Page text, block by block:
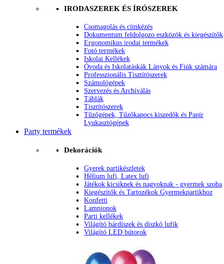
IRODASZEREK ÉS ÍRÓSZEREK
Csomagolás és címkézés
Dokumentum feldolgozo eszközök és kiegészítők
Ergonomikus irodai termékek
Fotó termékek
Iskolai Kellékek
Óvoda és Iskolatáskák Lányok és Fiúk számára
Professzionális Tisztítószerek
Számológépek
Szervezés és Archiválás
Táblák
Tisztítószerek
Tűzőgépek, Tűzőkapocs kiszedők és Papír
Lyukasztógépek
Party termékek
Dekorációk
Gyerek partikészletek
Hélium lufi, Latex lufi
Játékok kicsiknek és nagyoknak - gyermek szoba
Kiegészítők és Tartozékok Gyermekpartikhoz
Konfetti
Lampionok
Parti kellékek
Világító bárdíszek és diszkó lufik
Világító LED bútorok